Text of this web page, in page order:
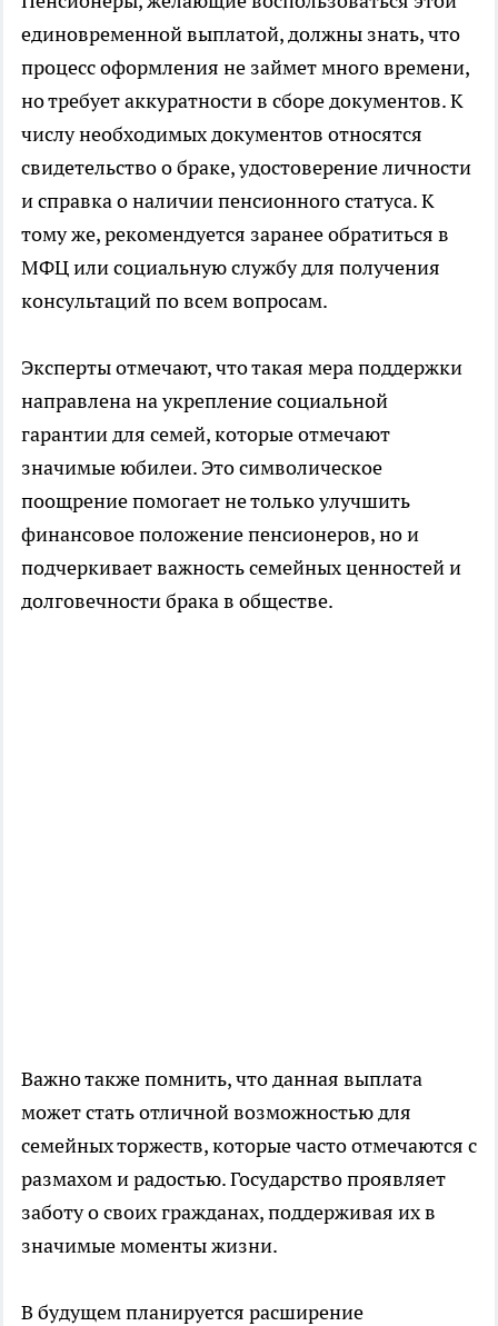
единовременной выплатой, должны знать, что
процесс оформления не займет много времени,
но требует аккуратности в сборе документов. К
числу необходимых документов относятся
свидетельство о браке, удостоверение личности
и справка о наличии пенсионного статуса. К
тому же, рекомендуется заранее обратиться в
МФЦ или социальную службу для получения
консультаций по всем вопросам.
Эксперты отмечают, что такая мера поддержки
направлена на укрепление социальной
гарантии для семей, которые отмечают
значимые юбилеи. Это символическое
поощрение помогает не только улучшить
финансовое положение пенсионеров, но и
подчеркивает важность семейных ценностей и
долговечности брака в обществе.
Важно также помнить, что данная выплата
может стать отличной возможностью для
семейных торжеств, которые часто отмечаются с
размахом и радостью. Государство проявляет
заботу о своих гражданах, поддерживая их в
значимые моменты жизни.
В будущем планируется расширение